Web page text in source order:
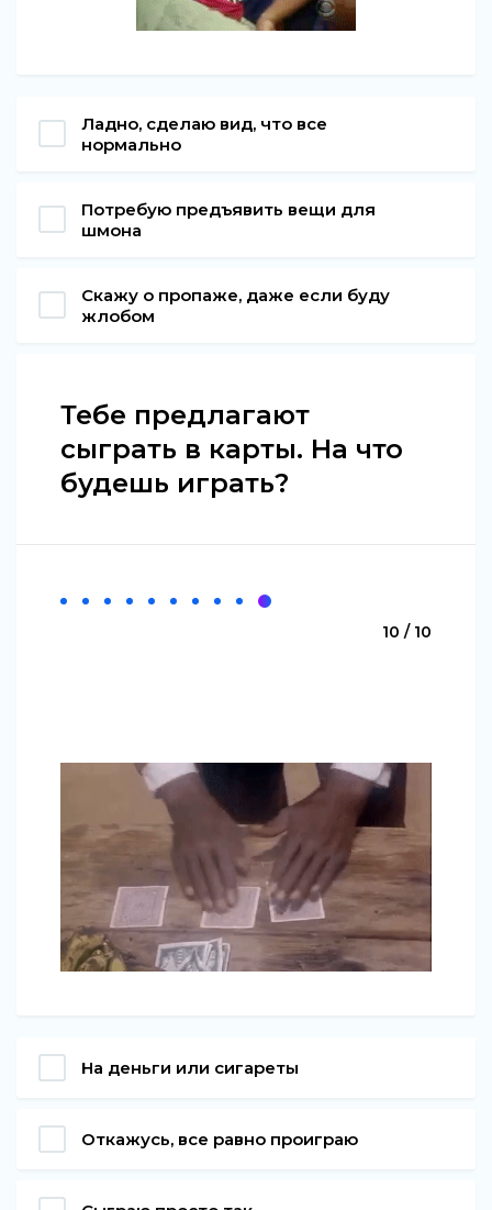
Ладно, сделаю вид, что все
нормально
Потребую предъявить вещи для
шмона
Скажу о пропаже, даже если буду
жлобом
Тебе предлагают
сыграть в карты. На что
будешь играть?
10 / 10
На деньги или сигареты
Откажусь, все равно проиграю